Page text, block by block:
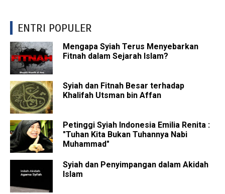
ENTRI POPULER
Mengapa Syiah Terus Menyebarkan
Fitnah dalam Sejarah Islam?
Syiah dan Fitnah Besar terhadap
Khalifah Utsman bin Affan
Petinggi Syiah Indonesia Emilia Renita :
"Tuhan Kita Bukan Tuhannya Nabi
Muhammad"
Syiah dan Penyimpangan dalam Akidah
Islam